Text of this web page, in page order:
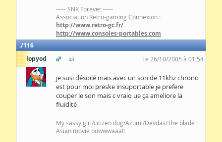
----- SNK Forever -----
Association Retro-gaming Connexion :
http://www.retro-gc.fr/
http://www.consoles-portables.com
116
lopyod
Le 26/10/2005 à 01:54
je susi désoilé mais avec un son de 11khz chrono
est pour moi preske insuportable je prefere
couper le son mais c vraiq ue ça ameliore la
fluidité
My sassy girl/citizen dog/Azumi/Devdas/The blade :
Asian movie powwwaaa!!